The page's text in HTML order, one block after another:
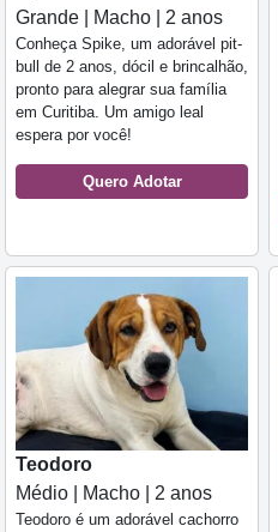
Grande | Macho | 2 anos
Conheça Spike, um adorável pit-
bull de 2 anos, dócil e brincalhão,
pronto para alegrar sua família
em Curitiba. Um amigo leal
espera por você!
Quero Adotar
Teodoro
Médio | Macho | 2 anos
Teodoro é um adorável cachorro